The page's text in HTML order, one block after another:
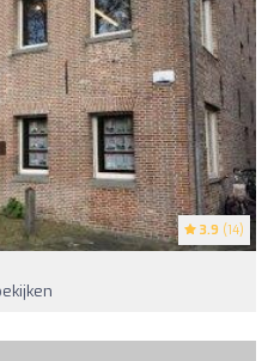
3.9 (14)